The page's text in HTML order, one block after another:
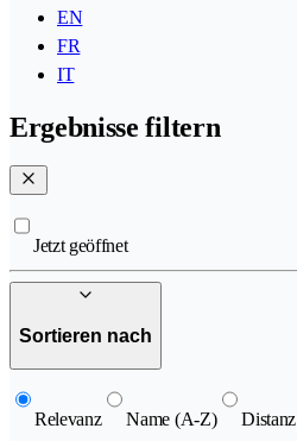
EN
FR
IT
Ergebnisse filtern
Jetzt geöffnet
Sortieren nach
Relevanz Name (A-Z) Distanz